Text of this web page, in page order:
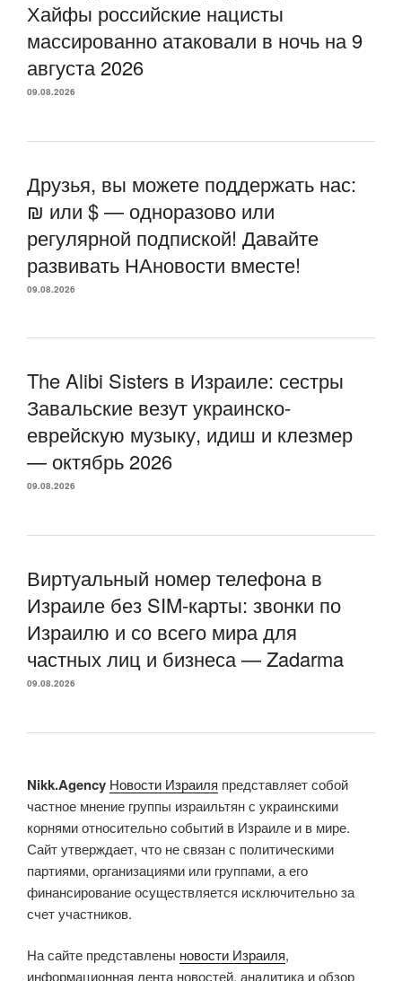
Хайфы российские нацисты
массированно атаковали в ночь на 9
августа 2026
09.08.2026
Друзья, вы можете поддержать нас:
₪ или $ — одноразово или
регулярной подпиской! Давайте
развивать НАновости вместе!
09.08.2026
The Alibi Sisters в Израиле: сестры
Завальские везут украинско-
еврейскую музыку, идиш и клезмер
— октябрь 2026
09.08.2026
Виртуальный номер телефона в
Израиле без SIM-карты: звонки по
Израилю и со всего мира для
частных лиц и бизнеса — Zadarma
09.08.2026
Nikk.Agency Новости Израиля представляет собой
частное мнение группы израильтян с украинскими
корнями относительно событий в Израиле и в мире.
Сайт утверждает, что не связан с политическими
партиями, организациями или группами, а его
финансирование осуществляется исключительно за
счет участников.
На сайте представлены новости Израиля,
информационная лента новостей, аналитика и обзор